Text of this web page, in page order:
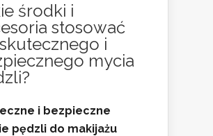
środki i
stosować
i
mycia
i bezpieczne
pędzli do makijażu